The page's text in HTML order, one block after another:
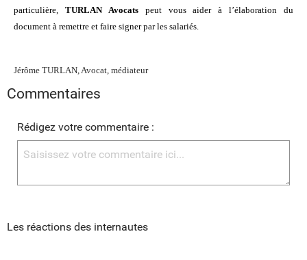
particulière, TURLAN Avocatspeut vous aider à l’élaboration du
document à remettre et faire signer par les salariés.
Jérôme TURLAN, Avocat, médiateur
Commentaires
Rédigez votre commentaire :
Les réactions des internautes